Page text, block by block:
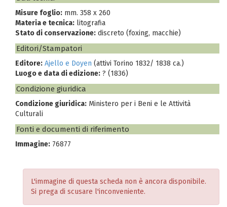
Misure foglio: mm. 358 x 260
Materia e tecnica: litografia
Stato di conservazione: discreto (foxing, macchie)
Editori/Stampatori
Editore: Ajello e Doyen (attivi Torino 1832/ 1838 ca.)
Luogo e data di edizione: ? (1836)
Condizione giuridica
Condizione giuridica: Ministero per i Beni e le Attività
Culturali
Fonti e documenti di riferimento
Immagine: 76877
L'immagine di questa scheda non è ancora disponibile.
Si prega di scusare l'inconveniente.